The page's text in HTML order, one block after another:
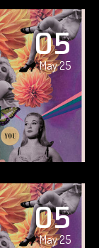
05
May 25
05
May 25